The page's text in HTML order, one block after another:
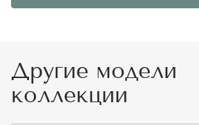
Другие модели
коллекции